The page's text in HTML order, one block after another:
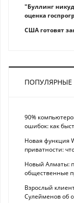
"Буллинг
оценка
США готовят
90%
ошибок: как
Новая функция
приватности:
Новый Алматы:
общественные
Взрослый
Сулейменов об